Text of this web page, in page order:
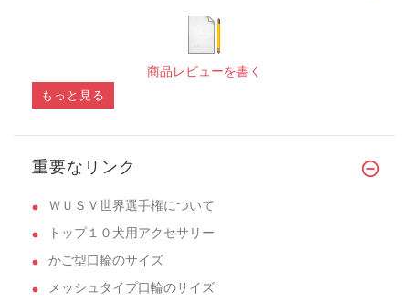
商品レビューを書く
もっと見る
重要なリンク
ＷＵＳＶ世界選手権について
トップ１０犬用アクセサリー
かご型口輪のサイズ
メッシュタイプ口輪のサイズ